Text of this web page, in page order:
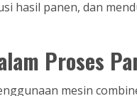
hasil panen, dan
Proses
mesin